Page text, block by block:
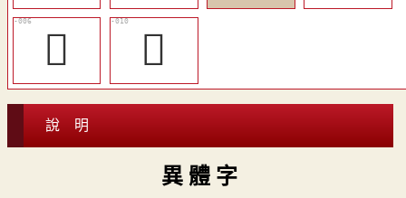
󳗨
󳗬
說 明
異 體 字